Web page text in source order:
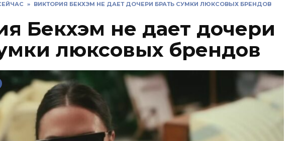
» ВИКТОРИЯ БЕКХЭМ НЕ ДАЕТ ДОЧЕРИ БРАТЬ СУМКИ ЛЮКСОВЫХ БРЕНДОВ
Бекхэм не дает дочери
люксовых брендов